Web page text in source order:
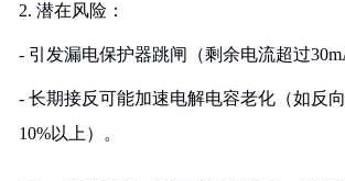
2. 潜在风险：
- 引发漏电保护器跳闸（剩余电流超过
- 长期接反可能加速电解电容老化（如反
10%以上）。